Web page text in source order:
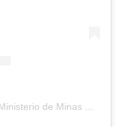
Una publicación compartida por Ministerio de Minas Y Energía (@ministeriominasyenergia)